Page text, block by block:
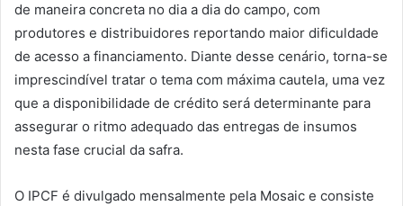
de maneira concreta no dia a dia do campo, com
produtores e distribuidores reportando maior dificuldade
de acesso a financiamento. Diante desse cenário, torna-se
imprescindível tratar o tema com máxima cautela, uma vez
que a disponibilidade de crédito será determinante para
assegurar o ritmo adequado das entregas de insumos
nesta fase crucial da safra.
O IPCF é divulgado mensalmente pela Mosaic e consiste